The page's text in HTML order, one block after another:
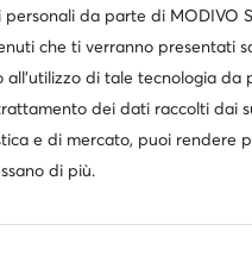
da parte di MODIVO
che ti verranno presentati
all’utilizzo di tale tecnologia
dei dati raccolti dai
e di mercato, puoi rendere
di più.